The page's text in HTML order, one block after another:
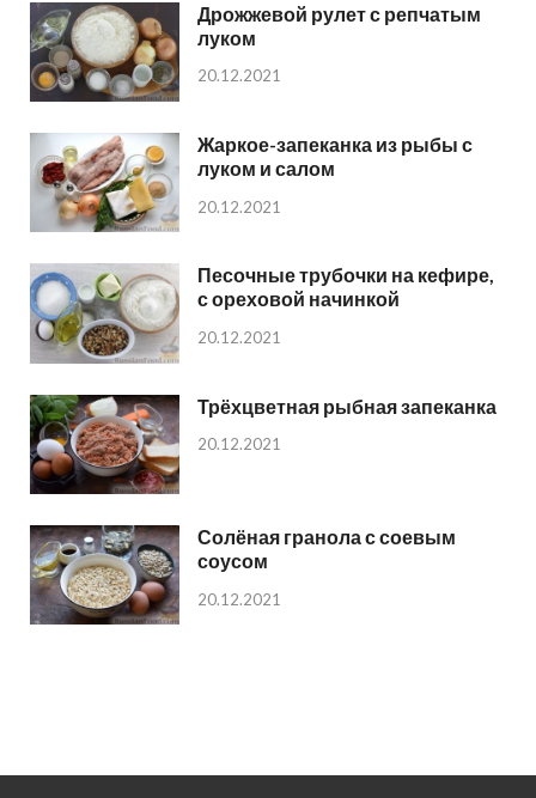
Дрожжевой рулет с репчатым
луком
20.12.2021
Жаркое-запеканка из рыбы с
луком и салом
20.12.2021
Песочные трубочки на кефире,
с ореховой начинкой
20.12.2021
Трёхцветная рыбная запеканка
20.12.2021
Солёная гранола с соевым
соусом
20.12.2021